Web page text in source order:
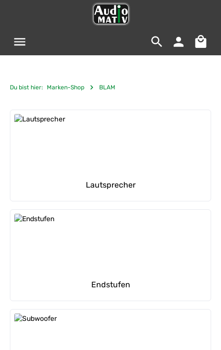
Du bist hier: Marken-Shop BLAM
Kategoriegalerie überspringen
Lautsprecher
Endstufen